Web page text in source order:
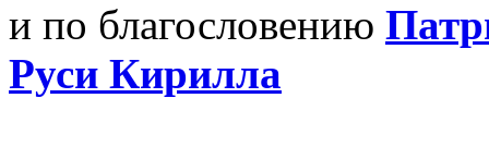
и по благословению
Руси Кирилла